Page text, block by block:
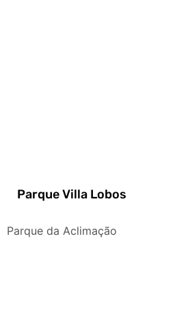
Parque Villa Lobos
Parque da Aclimação